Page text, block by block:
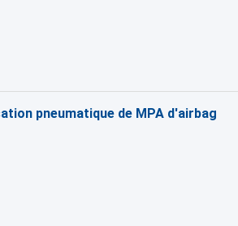
pneumatique de MPA d'airbag